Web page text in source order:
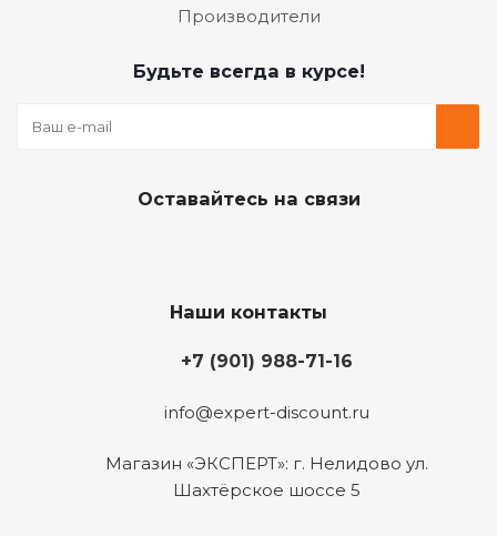
Производители
Будьте всегда в курсе!
Оставайтесь на связи
Наши контакты
+7 (901) 988-71-16
info@expert-discount.ru
Магазин «ЭКСПЕРТ»: г. Нелидово ул.
Шахтёрское шоссе 5